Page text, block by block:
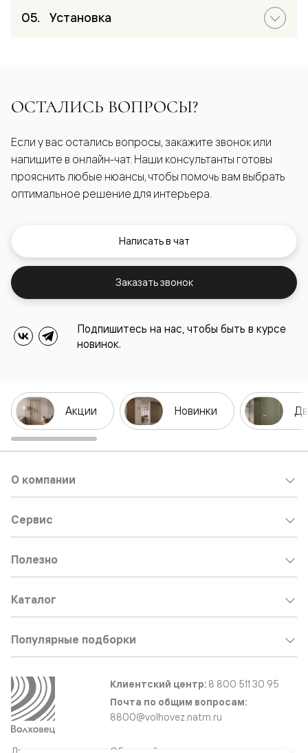
Установка
ОСТАЛИСЬ ВОПРОСЫ?
Если у вас остались вопросы, закажите звонок или
напишите в онлайн-чат. Наши консультанты готовы
прояснить любые нюансы, чтобы помочь вам выбрать
оптимальное решение для интерьера.
Написать в чат
Заказать звонок
Подпишитесь на нас, чтобы быть в курсе
новинок.
Акции Новинки
О компании
Сервис
Полезно
Каталог
Популярные подборки
Клиентский центр: 8 800 511 30 95
Почта по общим вопросам:
8800@volhovez.natm.ru